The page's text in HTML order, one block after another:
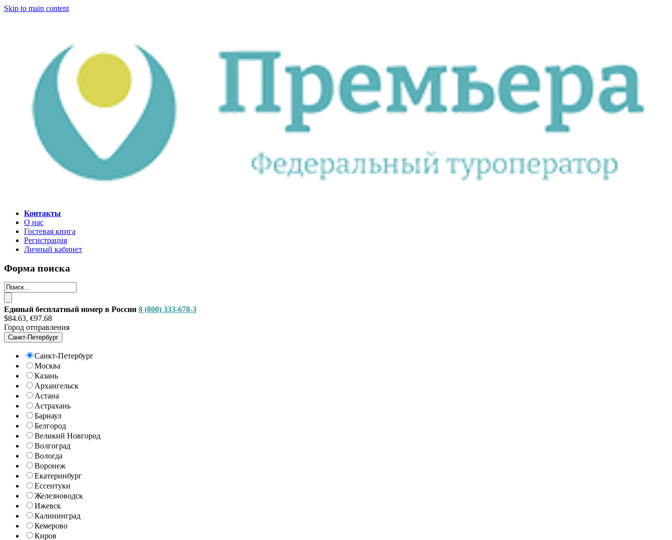
Skip to main content
Контакты
О нас
Гостевая книга
Регистрация
Личный кабинет
Форма поиска
Единый бесплатный номер в России 8 (800) 333-678-3
$84.63, €97.68
Город отправления
Санкт-Петербург
Санкт-Петербург
Москва
Казань
Архангельск
Астана
Астрахань
Барнаул
Белгород
Великий Новгород
Волгоград
Вологда
Воронеж
Екатеринбург
Ессентуки
Железноводск
Ижевск
Калининград
Кемерово
Киров